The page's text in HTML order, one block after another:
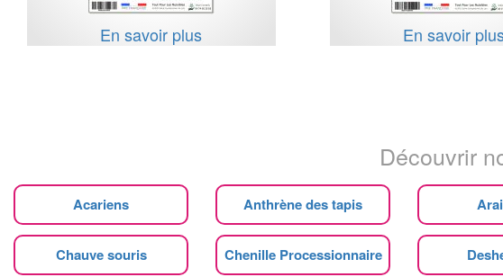
En savoir plus En savoir
Découvrir
Acariens Anthrène des tapis
Chauve souris Chenille Processionnaire